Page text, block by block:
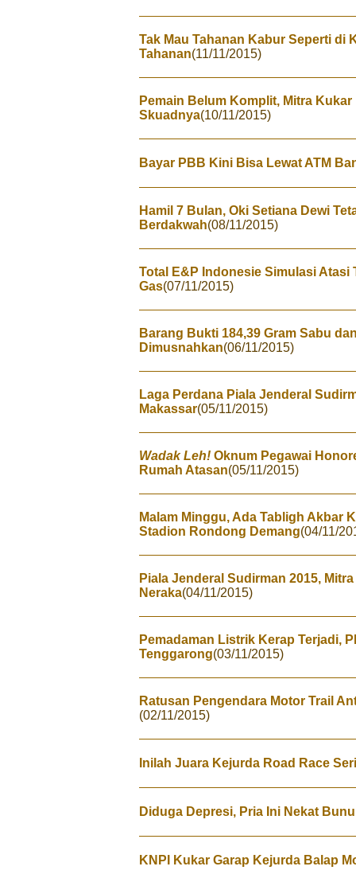
Tak Mau Tahanan Kabur Seperti di
Tahanan(11/11/2015)
Pemain Belum Komplit, Mitra
Skuadnya(10/11/2015)
Bayar PBB Kini Bisa Lewat ATM
Hamil 7 Bulan, Oki Setiana Dewi
Berdakwah(08/11/2015)
Total E&P Indonesie Simulasi
Gas(07/11/2015)
Barang Bukti 184,39 Gram Sabu
Dimusnahkan(06/11/2015)
Laga Perdana Piala Jenderal
Makassar(05/11/2015)
Wadak Leh! Oknum Pegawai
Rumah Atasan(05/11/2015)
Malam Minggu, Ada Tabligh Akbar
Stadion Rondong Demang(04/11/
Piala Jenderal Sudirman 2015,
Neraka(04/11/2015)
Pemadaman Listrik Kerap Terjadi,
Tenggarong(03/11/2015)
Ratusan Pengendara Motor Trail
(02/11/2015)
Inilah Juara Kejurda Road Race
Diduga Depresi, Pria Ini Nekat
KNPI Kukar Garap Kejurda Balap